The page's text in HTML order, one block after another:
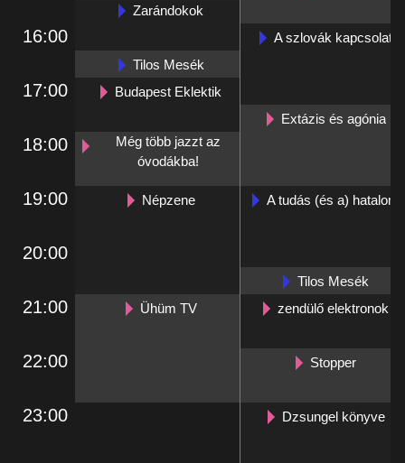
16:00
17:00
18:00
19:00
20:00
21:00
22:00
23:00
Zarándokok
Tilos Mesék
Budapest Eklektik
Még több jazzt az
óvodákba!
Népzene
Ühüm TV
A szlovák kapcsolat
Extázis és agónia
A tudás (és a) hatalom
Tilos Mesék
zendülő elektronok
Stopper
Dzsungel könyve